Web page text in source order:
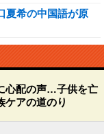
夏希の中国語が原
心配の声…子供を亡
ケアの道のり